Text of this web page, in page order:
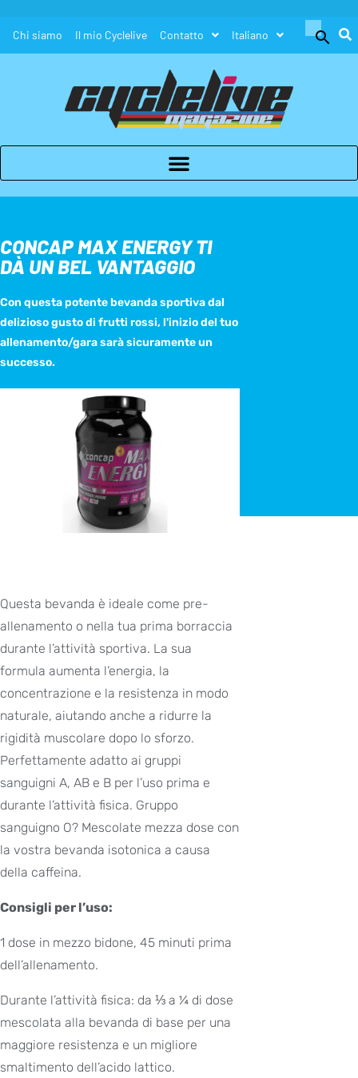
Chi siamo Il mio Cyclelive Contatto Italiano
Search
Search Button
CONCAP MAX ENERGY TI
DÀ UN BEL VANTAGGIO
Con questa potente bevanda sportiva dal
delizioso gusto di frutti rossi, l'inizio del tuo
allenamento/gara sarà sicuramente un
successo.
Questa bevanda è ideale come pre-
allenamento o nella tua prima borraccia
durante l’attività sportiva. La sua
formula aumenta l’energia, la
concentrazione e la resistenza in modo
naturale, aiutando anche a ridurre la
rigidità muscolare dopo lo sforzo.
Perfettamente adatto ai gruppi
sanguigni A, AB e B per l’uso prima e
durante l’attività fisica. Gruppo
sanguigno O? Mescolate mezza dose con
la vostra bevanda isotonica a causa
della caffeina.
Consigli per l’uso:
1 dose in mezzo bidone, 45 minuti prima
dell’allenamento.
Durante l’attività fisica: da ⅓ a ¼ di dose
mescolata alla bevanda di base per una
maggiore resistenza e un migliore
smaltimento dell’acido lattico.